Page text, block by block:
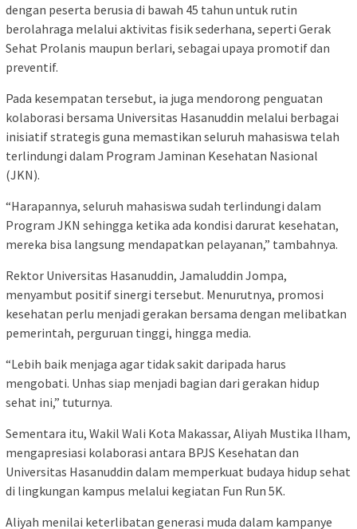
dengan peserta berusia di bawah 45 tahun untuk rutin
berolahraga melalui aktivitas fisik sederhana, seperti Gerak
Sehat Prolanis maupun berlari, sebagai upaya promotif dan
preventif.
Pada kesempatan tersebut, ia juga mendorong penguatan
kolaborasi bersama Universitas Hasanuddin melalui berbagai
inisiatif strategis guna memastikan seluruh mahasiswa telah
terlindungi dalam Program Jaminan Kesehatan Nasional
(JKN).
“Harapannya, seluruh mahasiswa sudah terlindungi dalam
Program JKN sehingga ketika ada kondisi darurat kesehatan,
mereka bisa langsung mendapatkan pelayanan,” tambahnya.
Rektor Universitas Hasanuddin, Jamaluddin Jompa,
menyambut positif sinergi tersebut. Menurutnya, promosi
kesehatan perlu menjadi gerakan bersama dengan melibatkan
pemerintah, perguruan tinggi, hingga media.
“Lebih baik menjaga agar tidak sakit daripada harus
mengobati. Unhas siap menjadi bagian dari gerakan hidup
sehat ini,” tuturnya.
Sementara itu, Wakil Wali Kota Makassar, Aliyah Mustika Ilham,
mengapresiasi kolaborasi antara BPJS Kesehatan dan
Universitas Hasanuddin dalam memperkuat budaya hidup sehat
di lingkungan kampus melalui kegiatan Fun Run 5K.
Aliyah menilai keterlibatan generasi muda dalam kampanye